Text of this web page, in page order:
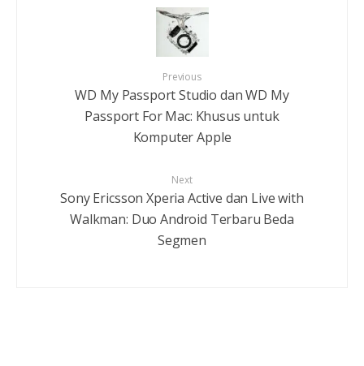
Previous
WD My Passport Studio dan WD My
Passport For Mac: Khusus untuk
Komputer Apple
Next
Sony Ericsson Xperia Active dan Live with
Walkman: Duo Android Terbaru Beda
Segmen